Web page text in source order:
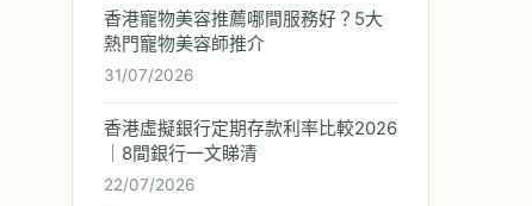
香港寵物美容推薦哪間服務好？5大
熱門寵物美容師推介
31/07/2026
香港虛擬銀行定期存款利率比較2026
｜8間銀行一文睇清
22/07/2026